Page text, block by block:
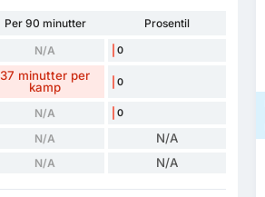
Per 90 minutter
Prosentil
N/A 0
37 minutter per
kamp
0
N/A 0
N/A N/A
N/A N/A